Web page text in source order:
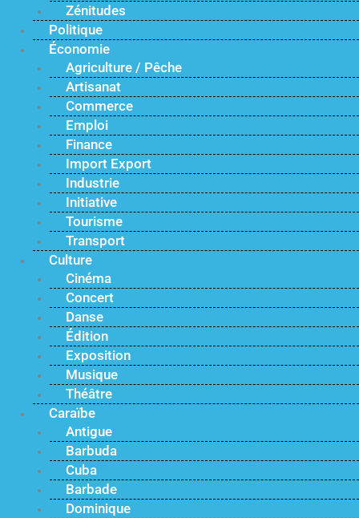
Zénitudes
Politique
Économie
Agriculture / Pêche
Artisanat
Commerce
Emploi
Finance
Import Export
Industrie
Initiative
Tourisme
Transport
Culture
Cinéma
Concert
Danse
Édition
Exposition
Musique
Théâtre
Caraïbe
Antigue
Barbuda
Cuba
Barbade
Dominique